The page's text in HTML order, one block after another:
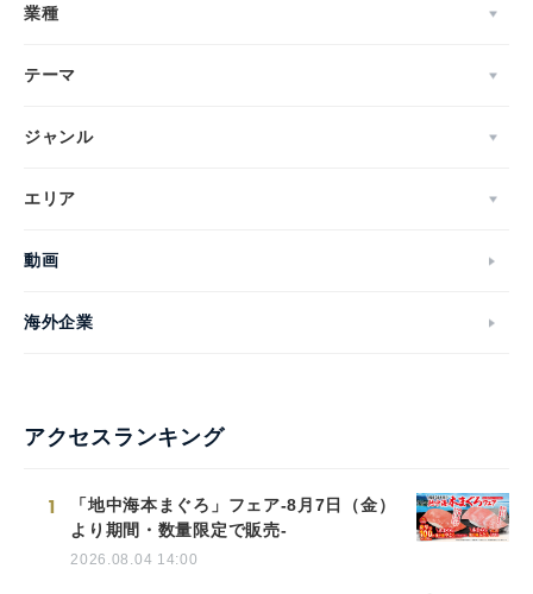
業種
テーマ
ジャンル
エリア
動画
海外企業
アクセスランキング
1
「地中海本まぐろ」フェア-8月7日（金）
より期間・数量限定で販売-
2026.08.04 14:00